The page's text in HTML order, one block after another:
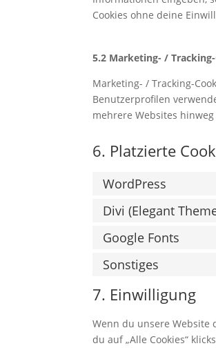
Cookies ohne deine
5.2 Marketing- /
Marketing- / Tracking-
Benutzerprofilen
mehrere Websites
6. Platzierte
WordPress
Divi (Elegant
Google Fonts
Sonstiges
7. Einwilligung
Wenn du unsere Website
du auf „Alle Cookies“